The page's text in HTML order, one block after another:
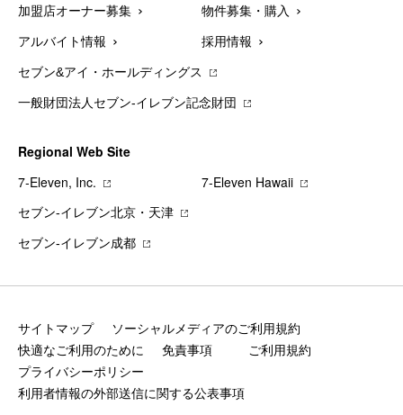
加盟店オーナー募集 物件募集・購入
アルバイト情報 採用情報
セブン&アイ・ホールディングス
一般財団法人セブン-イレブン記念財団
Regional Web Site
7‐Eleven, Inc.
7‐Eleven Hawaii
セブン‐イレブン北京・天津
セブン‐イレブン成都
サイトマップ
ソーシャルメディアのご利用規約
快適なご利用のために
免責事項
ご利用規約
プライバシーポリシー
利用者情報の外部送信に関する公表事項